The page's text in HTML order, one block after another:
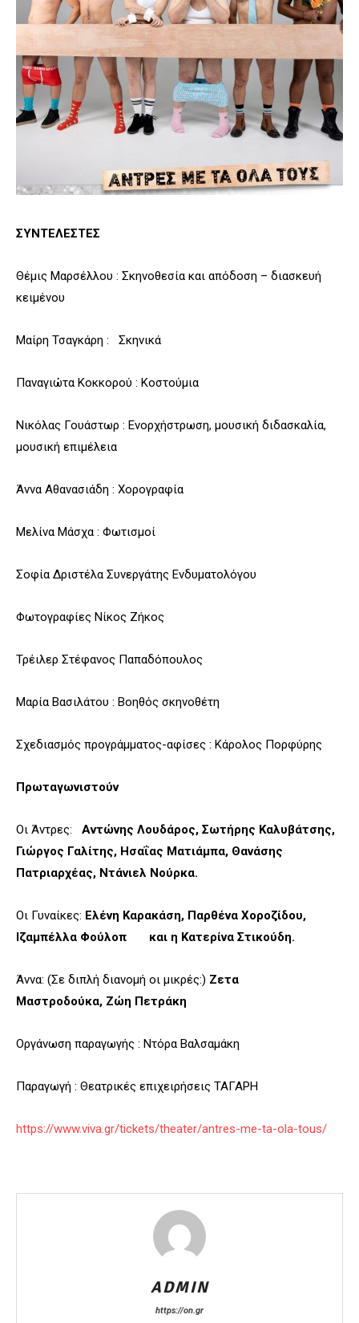
ΣΥΝΤΕΛΕΣΤΕΣ
Θέμις Μαρσέλλου : Σκηνοθεσία και απόδοση – διασκευή
κειμένου
Μαίρη Τσαγκάρη : Σκηνικά
Παναγιώτα Κοκκορού : Κοστούμια
Νικόλας Γουάστωρ : Ενορχήστρωση, μουσική διδασκαλία,
μουσική επιμέλεια
Άννα Αθανασιάδη : Χορογραφία
Μελίνα Μάσχα : Φωτισμοί
Σοφία Δριστέλα Συνεργάτης Ενδυματολόγου
Φωτογραφίες Νίκος Ζήκος
Τρέιλερ Στέφανος Παπαδόπουλος
Μαρία Βασιλάτου : Βοηθός σκηνοθέτη
Σχεδιασμός προγράμματος-αφίσες : Κάρολος Πορφύρης
Πρωταγωνιστούν
Οι Άντρες: Αντώνης Λουδάρος, Σωτήρης Καλυβάτσης,
Γιώργος Γαλίτης, Ησαΐας Ματιάμπα, Θανάσης
Πατριαρχέας, Ντάνιελ Νούρκα.
Οι Γυναίκες: Ελένη Καρακάση, Παρθένα Χοροζίδου,
Ιζαμπέλλα Φούλοπ και η Κατερίνα Στικούδη.
Άννα: (Σε διπλή διανομή οι μικρές:) Ζετα
Μαστροδούκα, Ζώη Πετράκη
Οργάνωση παραγωγής : Ντόρα Βαλσαμάκη
Παραγωγή : Θεατρικές επιχειρήσεις ΤΑΓΑΡΗ
https://www.viva.gr/tickets/theater/antres-me-ta-ola-tous/
ADMIN
https://on.gr